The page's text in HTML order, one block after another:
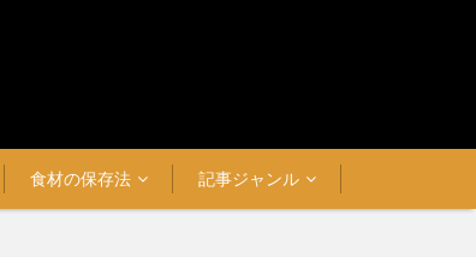
食材の保存法 記事ジャンル